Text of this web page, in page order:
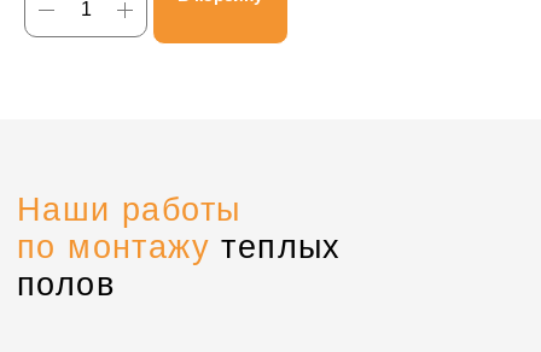
Контакты